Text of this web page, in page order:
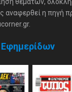
θεμάτων,
αναφερθεί η πηγή